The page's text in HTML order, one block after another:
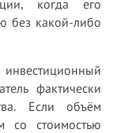
когда его
без какой-либо
фактически
Если объём
со стоимостью